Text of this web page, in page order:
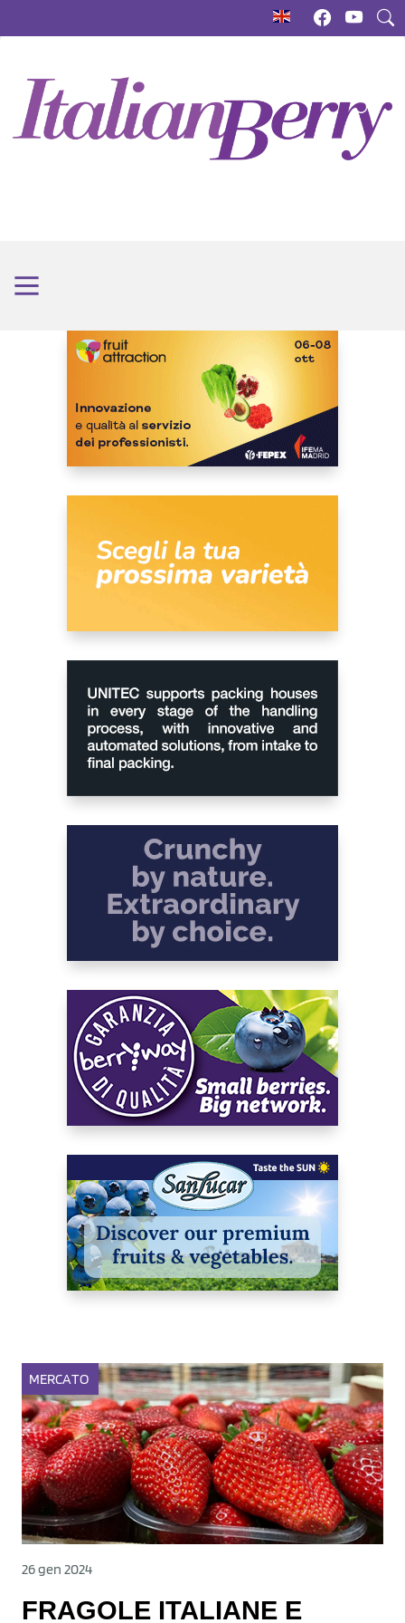
MERCATO
26 gen 2024
FRAGOLE ITALIANE E